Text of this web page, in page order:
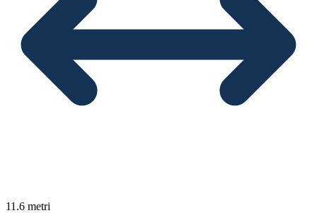
11.6 metri